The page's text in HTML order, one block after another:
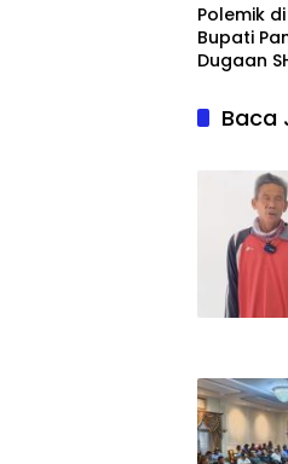
Polemik
Bupati
Dugaan
Baca